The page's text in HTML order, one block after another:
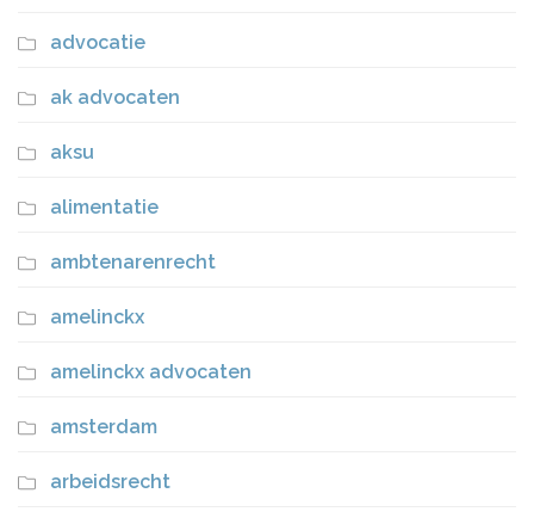
advocatie
ak advocaten
aksu
alimentatie
ambtenarenrecht
amelinckx
amelinckx advocaten
amsterdam
arbeidsrecht